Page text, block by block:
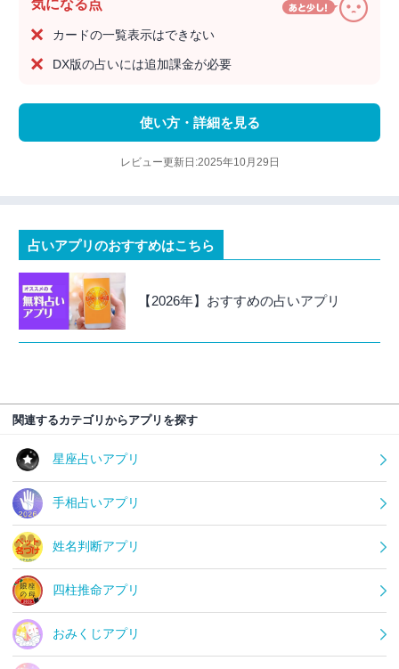
気になる点
カードの一覧表示はできない
DX版の占いには追加課金が必要
使い方・詳細を見る
レビュー更新日:2025年10月29日
占いアプリのおすすめはこちら
【2026年】おすすめの占いアプリ
関連するカテゴリからアプリを探す
星座占いアプリ
手相占いアプリ
姓名判断アプリ
四柱推命アプリ
おみくじアプリ